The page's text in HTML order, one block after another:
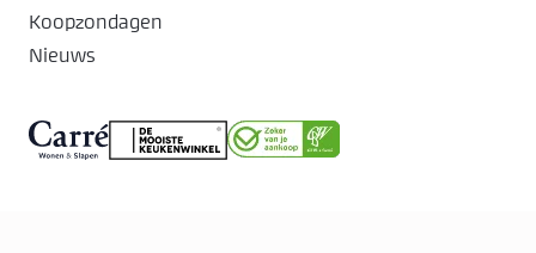
Koopzondagen
Nieuws